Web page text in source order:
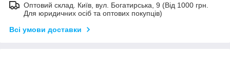
Оптовий склад. Київ, вул. Богатирська, 9 (Від 1000 грн.
Для юридичних осіб та оптових покупців)
Всі умови доставки